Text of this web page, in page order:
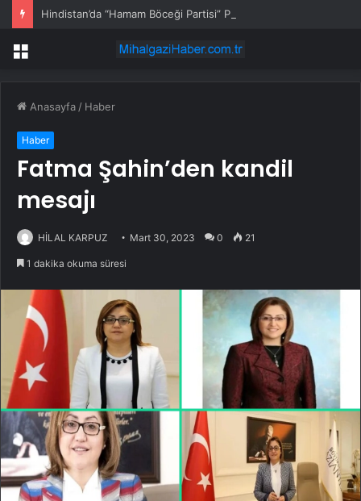
Menü
Anasayfa / Haber
Haber
Fatma Şahin’den kandil
mesajı
HİLAL KARPUZ Mart 30, 2023 0 21
1 dakika okuma süresi